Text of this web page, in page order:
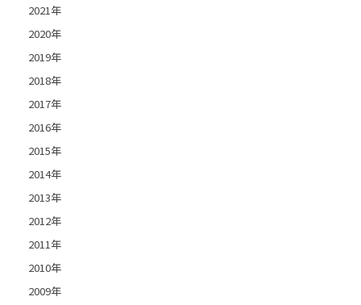
2021年
2020年
2019年
2018年
2017年
2016年
2015年
2014年
2013年
2012年
2011年
2010年
2009年